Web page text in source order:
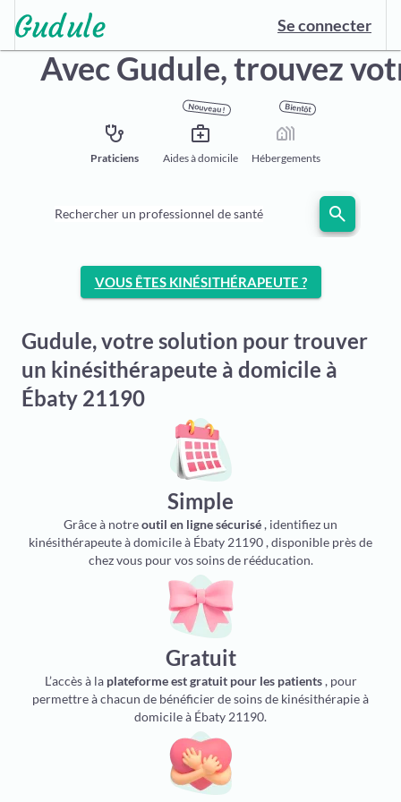
Se connecter
Avec Gudule,trouvez
stethoscope
Praticiens
Nouveau !
medical_services
Aides à domicile
Bientôt
holiday_village
Hébergements
Rechercher un professionnel de santé search
VOUS ÊTES KINÉSITHÉRAPEUTE ?
Gudule, votre solution pour trouver
un kinésithérapeute à domicile à
Ébaty 21190
Simple
Grâce à notreoutil en ligne sécurisé, identifiez un
kinésithérapeute à domicile à Ébaty 21190 , disponible près de
chez vous pour vos soins de rééducation.
Gratuit
L’accès à la plateforme est gratuit pour les patients, pour
permettre à chacun de bénéficier de soins de kinésithérapie à
domicile à Ébaty 21190.